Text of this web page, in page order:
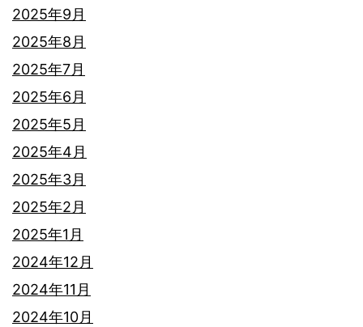
2025年9月
2025年8月
2025年7月
2025年6月
2025年5月
2025年4月
2025年3月
2025年2月
2025年1月
2024年12月
2024年11月
2024年10月